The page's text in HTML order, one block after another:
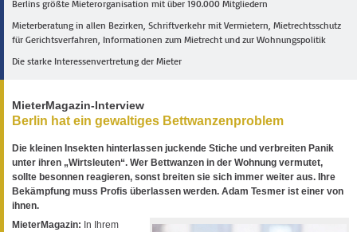
Berlins größte Mieterorganisation mit über 190.000 Mitgliedern
Mieterberatung in allen Bezirken, Schriftverkehr mit Vermietern, Mietrechtsschutz
für Gerichtsverfahren, Informationen zum Mietrecht und zur Wohnungspolitik
Die starke Interessenvertretung der Mieter
MieterMagazin-Interview
Berlin hat ein gewaltiges Bettwanzenproblem
Die kleinen Insekten hinterlassen juckende Stiche und verbreiten Panik
unter ihren „Wirtsleuten“. Wer Bettwanzen in der Wohnung vermutet,
sollte besonnen reagieren, sonst breiten sie sich immer weiter aus. Ihre
Bekämpfung muss Profis überlassen werden. Adam Tesmer ist einer von
ihnen.
MieterMagazin: In Ihrem